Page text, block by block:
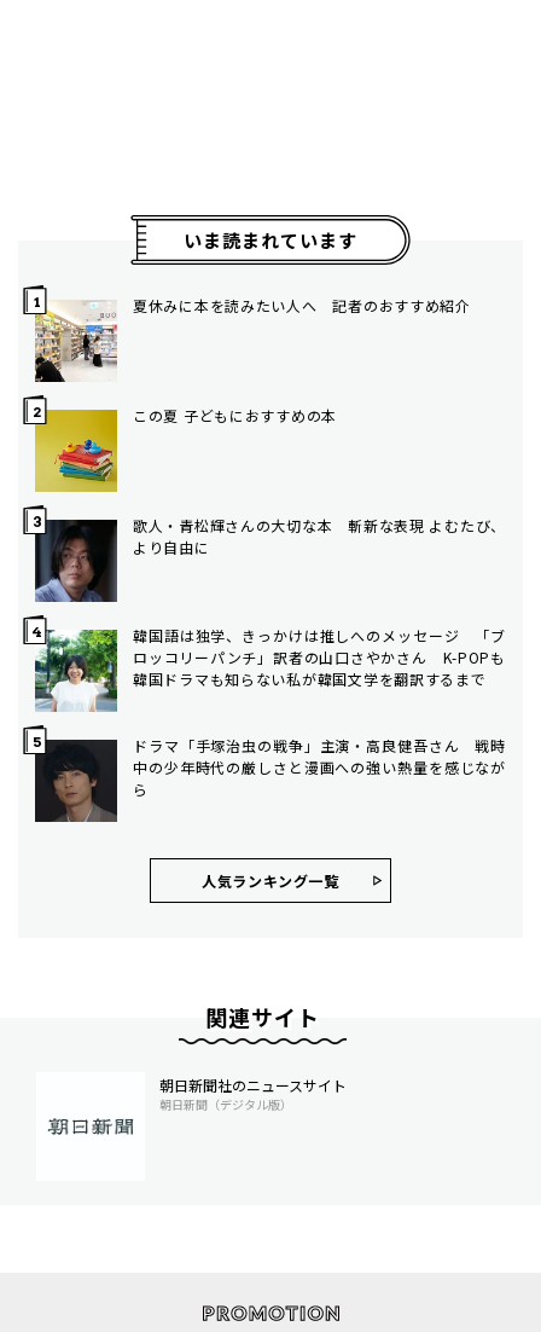
いま読まれています
夏休みに本を読みたい人へ 記者のおすすめ紹介
この夏 子どもにおすすめの本
歌人・青松輝さんの大切な本 斬新な表現 よむたび、
より自由に
韓国語は独学、きっかけは推しへのメッセージ 「ブ
ロッコリーパンチ」訳者の山口さやかさん K-POPも
韓国ドラマも知らない私が韓国文学を翻訳するまで
ドラマ「手塚治虫の戦争」主演・高良健吾さん 戦時
中の少年時代の厳しさと漫画への強い熱量を感じなが
ら
人気ランキング⼀覧
関連サイト
朝日新聞社のニュースサイト
朝日新聞（デジタル版）